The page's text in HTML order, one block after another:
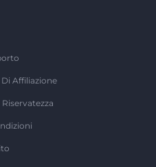
Affiliazione